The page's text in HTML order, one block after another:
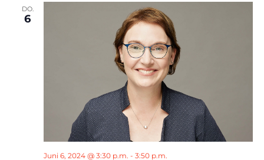
DO.
6
Juni 6, 2024 @ 3:30 p.m. - 3:50 p.m.